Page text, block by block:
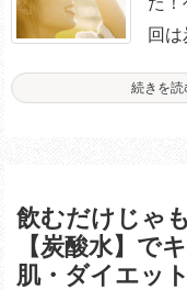
回は
続きを読
飲むだけじゃ
【炭酸水】で
肌・ダイエッ